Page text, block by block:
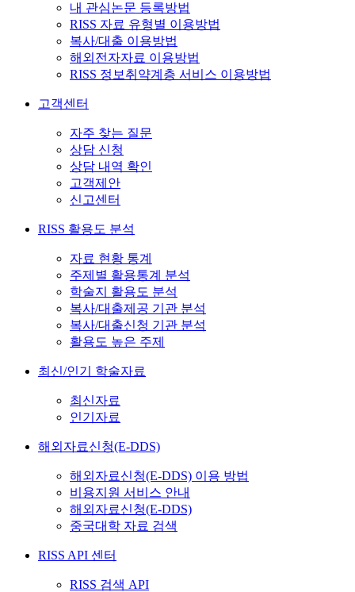
내 관심논문 등록방법
RISS 자료 유형별 이용방법
복사/대출 이용방법
해외전자자료 이용방법
RISS 정보취약계층 서비스 이용방법
고객센터
자주 찾는 질문
상담 신청
상담 내역 확인
고객제안
신고센터
RISS 활용도 분석
자료 현황 통계
주제별 활용통계 분석
학술지 활용도 분석
복사/대출제공 기관 분석
복사/대출신청 기관 분석
활용도 높은 주제
최신/인기 학술자료
최신자료
인기자료
해외자료신청(E-DDS)
해외자료신청(E-DDS) 이용 방법
비용지원 서비스 안내
해외자료신청(E-DDS)
중국대학 자료 검색
RISS API 센터
RISS 검색 API